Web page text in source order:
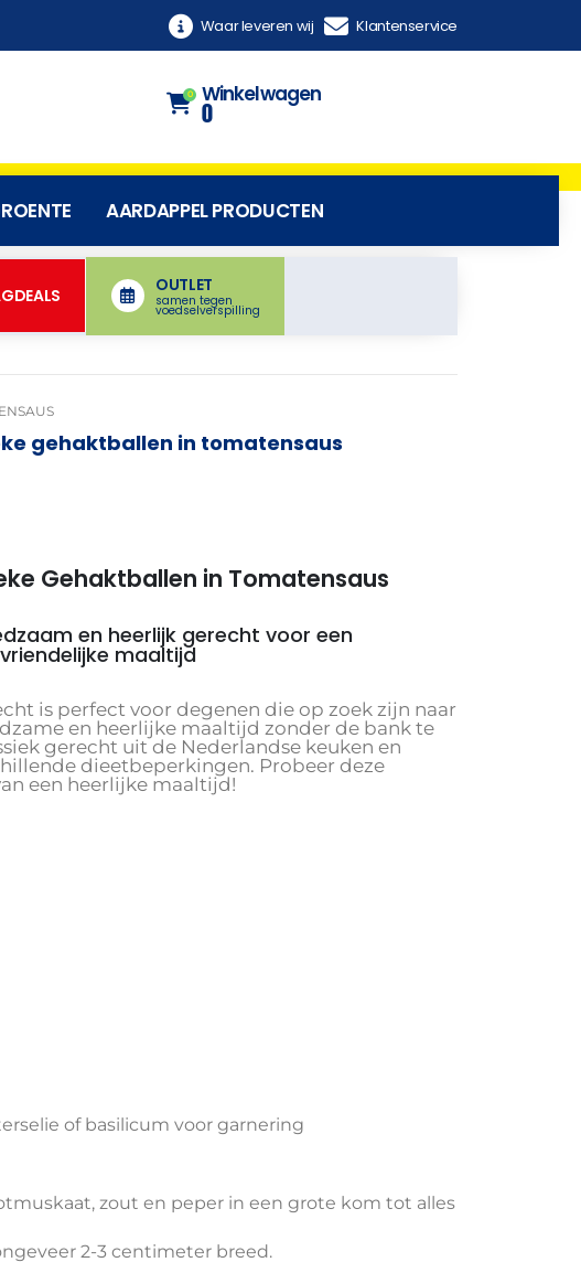
Waar leveren wij Klantenservice
0 Winkelwagen
0
AARDAPPEL PRODUCTEN
OUTLET
samen tegen
voedselverspilling
gehaktballen in tomatensaus
Gehaktballen in Tomatensaus
en heerlijk gerecht voor een
maaltijd
is perfect voor degenen die op zoek zijn naar
en heerlijke maaltijd zonder de bank te
gerecht uit de Nederlandse keuken en
dieetbeperkingen. Probeer deze
een heerlijke maaltijd!
of basilicum voor garnering
zout en peper in een grote kom tot alles
2-3 centimeter breed.